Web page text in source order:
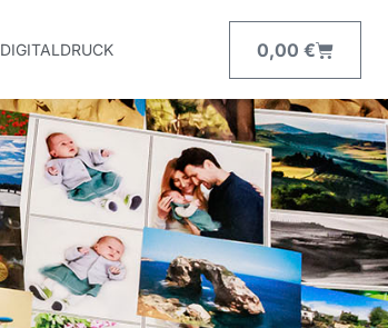
DIGITALDRUCK 0,00 €